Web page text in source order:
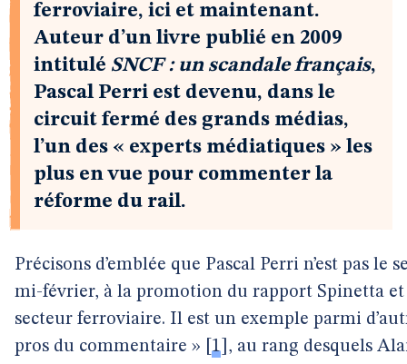
ferroviaire, ici et maintenant.
Auteur d’un livre publié en 2009
intitulé SNCF : un scandale français,
Pascal Perri est devenu, dans le
circuit fermé des grands médias,
l’un des « experts médiatiques » les
plus en vue pour commenter la
réforme du rail.
Précisons d’emblée que Pascal Perri n’est pas
mi-février, à la promotion du rapport Spinetta
secteur ferroviaire. Il est un exemple parmi
pros du commentaire »
1 , au rang desquels